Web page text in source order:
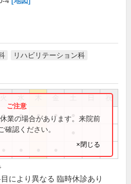
リハビリテーション科
祝
● ● ● ●
業の場合があります。来院前
確認ください。
×閉じる
により異なる 臨時休診あり